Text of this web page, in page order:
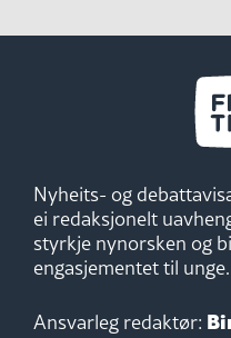
Nyheits- og
ei redaksjonelt
styrkje nynorsken og
engasjementet til unge.
Ansvarleg redaktør: